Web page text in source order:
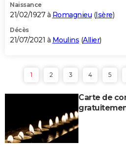
Naissance
21/02/1927 à Romagnieu (Isère)
Décès
21/07/2021 à Moulins (Allier)
1 2 3 4 5
Carte de